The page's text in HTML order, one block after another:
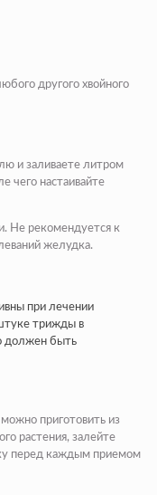
другого хвойного
и заливаете литром
чего настаивайте
Не рекомендуется к
желудка.
при лечении
трижды в
должен быть
приготовить из
растения, залейте
перед каждым приемом